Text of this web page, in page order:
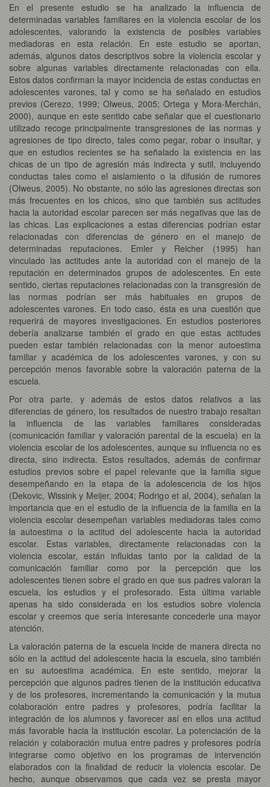
En el presente estudio se ha analizado la influencia de
determinadas variables familiares en la violencia escolar de los
adolescentes, valorando la existencia de posibles variables
mediadoras en esta relación. En este estudio se aportan,
además, algunos datos descriptivos sobre la violencia escolar y
sobre algunas variables directamente relacionadas con ella.
Estos datos confirman la mayor incidencia de estas conductas en
adolescentes varones, tal y como se ha señalado en estudios
previos (Cerezo, 1999; Olweus, 2005; Ortega y Mora-Merchán,
2000), aunque en este sentido cabe señalar que el cuestionario
utilizado recoge principalmente transgresiones de las normas y
agresiones de tipo directo, tales como pegar, robar o insultar, y
que en estudios recientes se ha señalado la existencia en las
chicas de un tipo de agresión más indirecta y sutil, incluyendo
conductas tales como el aislamiento o la difusión de rumores
(Olweus, 2005). No obstante, no sólo las agresiones directas son
más frecuentes en los chicos, sino que también sus actitudes
hacia la autoridad escolar parecen ser más negativas que las de
las chicas. Las explicaciones a estas diferencias podrían estar
relacionadas con diferencias de género en el manejo de
determinadas reputaciones. Emler y Reicher (1995) han
vinculado las actitudes ante la autoridad con el manejo de la
reputación en determinados grupos de adolescentes. En este
sentido, ciertas reputaciones relacionadas con la transgresión de
las normas podrían ser más habituales en grupos de
adolescentes varones. En todo caso, ésta es una cuestión que
requerirá de mayores investigaciones. En estudios posteriores
debería analizarse también el grado en que estas actitudes
pueden estar también relacionadas con la menor autoestima
familiar y académica de los adolescentes varones, y con su
percepción menos favorable sobre la valoración paterna de la
escuela.
Por otra parte, y además de estos datos relativos a las
diferencias de género, los resultados de nuestro trabajo resaltan
la influencia de las variables familiares consideradas
(comunicación familiar y valoración parental de la escuela) en la
violencia escolar de los adolescentes, aunque su influencia no es
directa, sino indirecta. Estos resultados, además de confirmar
estudios previos sobre el papel relevante que la familia sigue
desempeñando en la etapa de la adolescencia de los hijos
(Dekovic, Wissink y Meijer, 2004; Rodrigo et al, 2004), señalan la
importancia que en el estudio de la influencia de la familia en la
violencia escolar desempeñan variables mediadoras tales como
la autoestima o la actitud del adolescente hacia la autoridad
escolar. Estas variables, directamente relacionadas con la
violencia escolar, están influidas tanto por la calidad de la
comunicación familiar como por la percepción que los
adolescentes tienen sobre el grado en que sus padres valoran la
escuela, los estudios y el profesorado. Esta última variable
apenas ha sido considerada en los estudios sobre violencia
escolar y creemos que sería interesante concederle una mayor
atención.
La valoración paterna de la escuela incide de manera directa no
sólo en la actitud del adolescente hacia la escuela, sino también
en su autoestima académica. En este sentido, mejorar la
percepción que algunos padres tienen de la institución educativa
y de los profesores, incrementando la comunicación y la mutua
colaboración entre padres y profesores, podría facilitar la
integración de los alumnos y favorecer así en ellos una actitud
más favorable hacia la institución escolar. La potenciación de la
relación y colaboración mutua entre padres y profesores podría
integrarse como objetivo en los programas de intervención
elaborados con la finalidad de reducir la violencia escolar. De
hecho, aunque observamos que cada vez se presta mayor